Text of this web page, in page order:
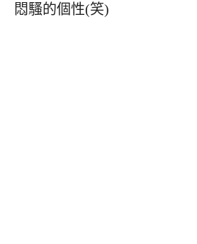
悶騷的個性(笑)